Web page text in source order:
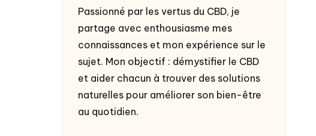
Passionné par les vertus du CBD, je
partage avec enthousiasme mes
connaissances et mon expérience sur le
sujet. Mon objectif : démystifier le CBD
et aider chacun à trouver des solutions
naturelles pour améliorer son bien-être
au quotidien.